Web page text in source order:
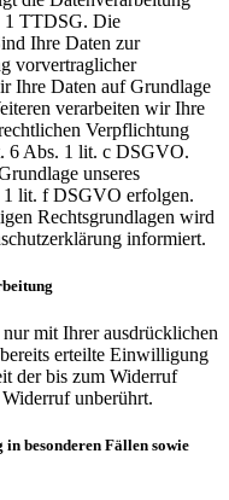
1 TTDSG. Die
Ihre Daten zur
vorvertraglicher
Ihre Daten auf Grundlage
verarbeiten wir Ihre
Verpflichtung
6 Abs. 1 lit. c DSGVO.
unseres
1 lit. f DSGVO erfolgen.
Rechtsgrundlagen wird
informiert.
mit Ihrer ausdrücklichen
erteilte Einwilligung
der bis zum Widerruf
unberührt.
besonderen Fällen sowie